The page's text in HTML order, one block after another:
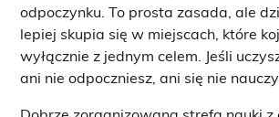
odpoczynku. To prosta zasada, ale
lepiej skupia się w miejscach, które
wyłącznie z jednym celem. Jeśli
ani nie odpoczniesz, ani się nie